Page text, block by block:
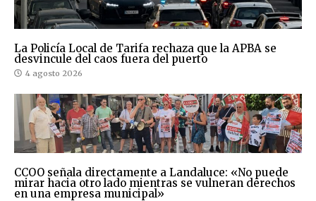
La Policía Local de Tarifa rechaza que la APBA se
desvincule del caos fuera del puerto
4 agosto 2026
CCOO señala directamente a Landaluce: «No puede
mirar hacia otro lado mientras se vulneran derechos
en una empresa municipal»